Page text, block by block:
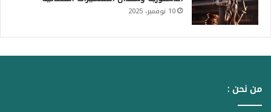
10 نوفمبر، 2025
من نحن :